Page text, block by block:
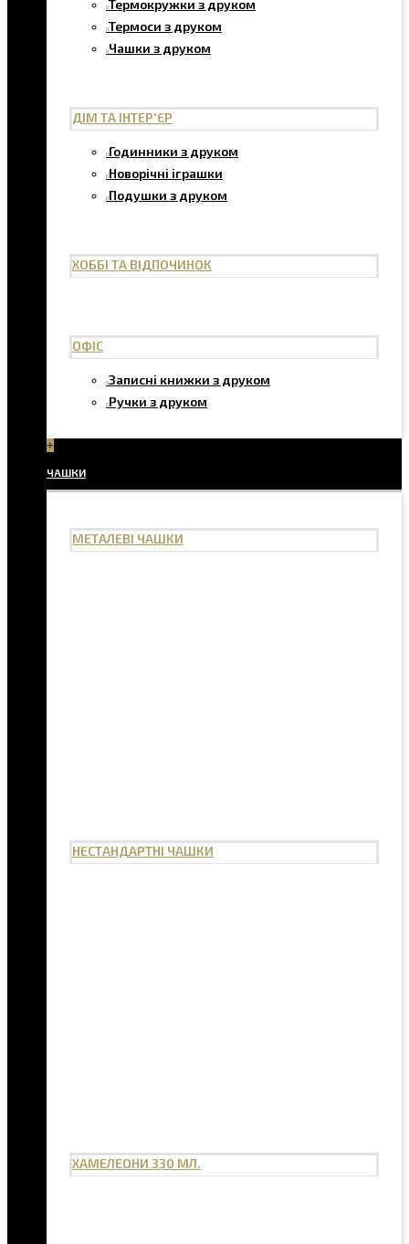
Термокружки з друком
Термоси з друком
Чашки з друком
ДІМ ТА ІНТЕР'ЄР
Годинники з друком
Новорічні іграшки
Подушки з друком
ХОББІ ТА ВІДПОЧИНОК
ОФІС
Записні книжки з друком
Ручки з друком
+
ЧАШКИ
МЕТАЛЕВІ ЧАШКИ
НЕСТАНДАРТНІ ЧАШКИ
ХАМЕЛЕОНИ 330 МЛ.